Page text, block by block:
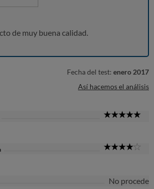
de muy buena calidad.
Fecha del test: enero 2017
Así hacemos el análisis
No procede